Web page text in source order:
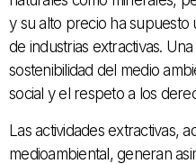
y su alto precio ha
de industrias extractivas.
sostenibilidad del medio
social y el respeto a los
Las actividades extractivas,
medioambiental, generan